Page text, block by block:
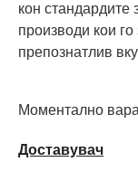
кон
производи кои го
препознатлив
Моментално
Доставувач